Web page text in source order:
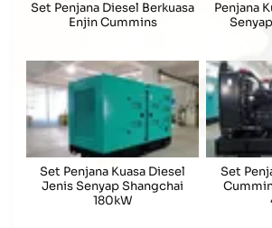
Set Penjana Diesel Berkuasa
Enjin Cummins
Penjana
Set Penjana Kuasa Diesel
Jenis Senyap Shangchai
180kW
Set